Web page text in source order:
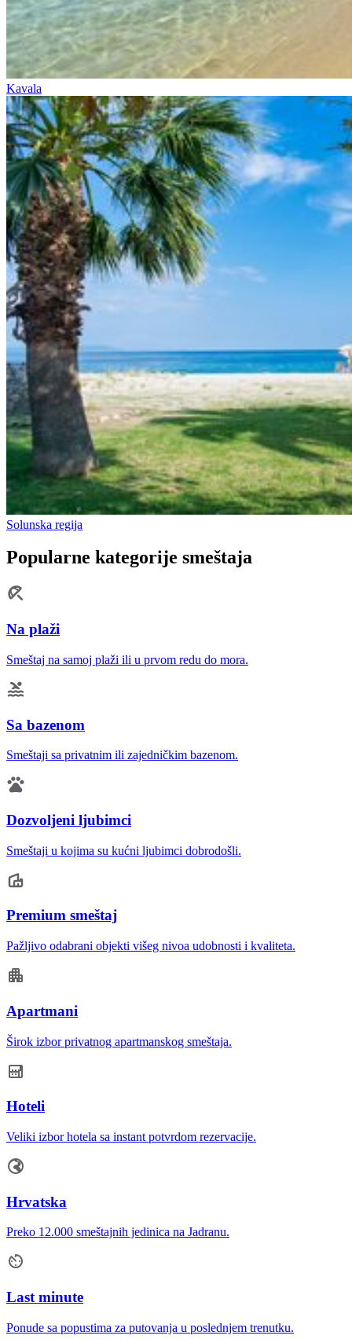
Kavala
Solunska regija
Popularne kategorije smeštaja
Na plaži
Smeštaj na samoj plaži ili u prvom redu do mora.
Sa bazenom
Smeštaji sa privatnim ili zajedničkim bazenom.
Dozvoljeni ljubimci
Smeštaji u kojima su kućni ljubimci dobrodošli.
Premium smeštaj
Pažljivo odabrani objekti višeg nivoa udobnosti i kvaliteta.
Apartmani
Širok izbor privatnog apartmanskog smeštaja.
Hoteli
Veliki izbor hotela sa instant potvrdom rezervacije.
Hrvatska
Preko 12.000 smeštajnih jedinica na Jadranu.
Last minute
Ponude sa popustima za putovanja u poslednjem trenutku.